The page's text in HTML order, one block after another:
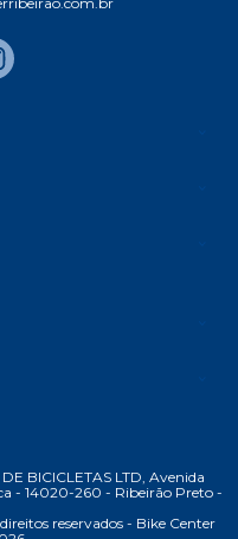
BICICLETAS LTD, Avenida
- 14020-260 - Ribeirão Preto -
reservados - Bike Center